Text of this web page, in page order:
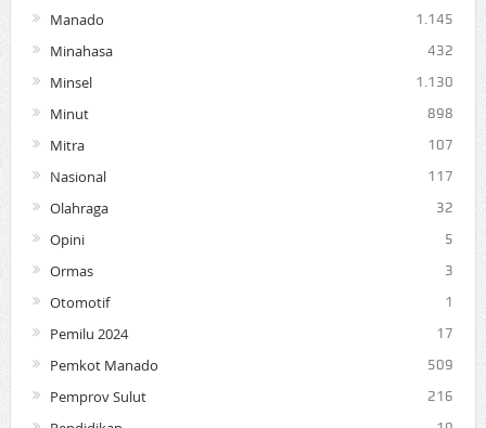
Manado 1.145
Minahasa 432
Minsel 1.130
Minut 898
Mitra 107
Nasional 117
Olahraga 32
Opini 5
Ormas 3
Otomotif 1
Pemilu 2024 17
Pemkot Manado 509
Pemprov Sulut 216